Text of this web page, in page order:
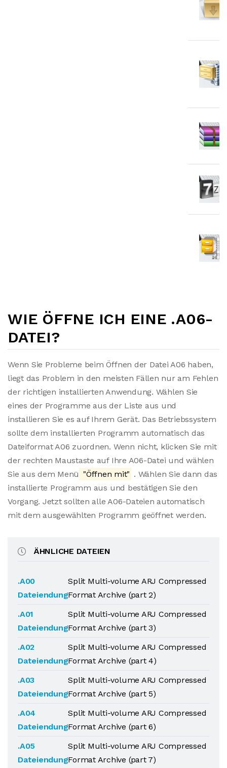
WIE ÖFFNE ICH EINE .A06-
DATEI?
Wenn Sie Probleme beim Öffnen der Datei A06 haben,
liegt das Problem in den meisten Fällen nur am Fehlen
der richtigen installierten Anwendung. Wählen Sie
eines der Programme aus der Liste aus und
installieren Sie es auf Ihrem Gerät. Das Betriebssystem
sollte dem installierten Programm automatisch das
Dateiformat A06 zuordnen. Wenn nicht, klicken Sie mit
der rechten Maustaste auf Ihre A06-Datei und wählen
Sie aus dem Menü "Öffnen mit" . Wählen Sie dann das
installierte Programm aus und bestätigen Sie den
Vorgang. Jetzt sollten alle A06-Dateien automatisch
mit dem ausgewählten Programm geöffnet werden.
ÄHNLICHE DATEIEN
.A00
Dateiendung
Split Multi-volume ARJ Compressed
Format Archive (part 2)
.A01
Dateiendung
Split Multi-volume ARJ Compressed
Format Archive (part 3)
.A02
Dateiendung
Split Multi-volume ARJ Compressed
Format Archive (part 4)
.A03
Dateiendung
Split Multi-volume ARJ Compressed
Format Archive (part 5)
.A04
Dateiendung
Split Multi-volume ARJ Compressed
Format Archive (part 6)
.A05
Dateiendung
Split Multi-volume ARJ Compressed
Format Archive (part 7)